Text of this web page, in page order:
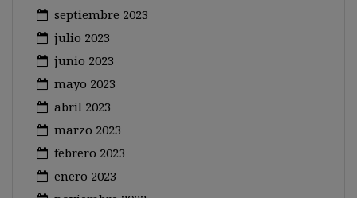
septiembre 2023
julio 2023
junio 2023
mayo 2023
abril 2023
marzo 2023
febrero 2023
enero 2023